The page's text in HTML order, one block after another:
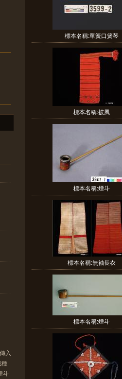
入
種
斗
標本名稱:單簧口簧琴
標本名稱:披風
標本名稱:煙斗
標本名稱:無袖長衣
標本名稱:煙斗